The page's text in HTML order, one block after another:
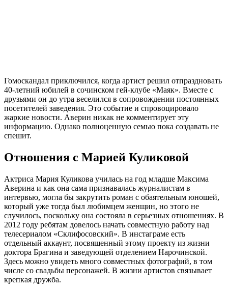
Гомоскандал приключился, когда артист решил отпраздновать
40-летний юбилей в сочинском гей-клубе «Маяк». Вместе с
друзьями он до утра веселился в сопровождении постоянных
посетителей заведения. Это событие и спровоцировало
жаркие новости. Аверин никак не комментирует эту
информацию. Однако полноценную семью пока создавать не
спешит.
Отношения с Марией Куликовой
Актриса Мария Куликова училась на год младше Максима
Аверина и как она сама признавалась журналистам в
интервью, могла бы закрутить роман с обаятельным юношей,
который уже тогда был любимцем женщин, но этого не
случилось, поскольку она состояла в серьезных отношениях. В
2012 году ребятам довелось начать совместную работу над
телесериалом «Склифосовский». В инстаграме есть
отдельный аккаунт, посвященный этому проекту из жизни
доктора Брагина и заведующей отделением Нарочинской.
Здесь можно увидеть много совместных фотографий, в том
числе со свадьбы персонажей. В жизни артистов связывает
крепкая дружба.